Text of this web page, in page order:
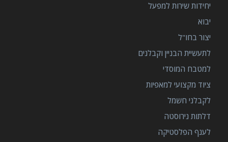
יחידות שירות למפעל
יבוא
יצור בחו"ל
לתעשיית הבניין וקבלנים
למטבח המוסדי
ציוד מקצועי למאפיות
לקבלני חשמל
דלתות נירוסטה
לענף הפלסטיקה